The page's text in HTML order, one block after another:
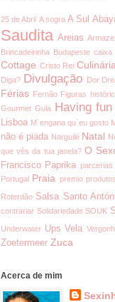
25 de Abril A sogra A Sul
Saudita Areias
Brincadeirinha Budapeste caixa
Cottage Cristo Rei Culinária
Diga? Divulgação Dor
Férias Fernão Figuras
Gourmet Gula Having fun
Lisboa M´engana qu´eu gosto
não é piada Narguilé Natal
que vês da tua janela? O
Francisco Paprika parcerias
Portugal Praia premio produtos
Roterdão Salsa Santo
contrariar Solidariedade SOUK
Underwater Ups Vela
Zoetermeer Zuca
Acerca de mim